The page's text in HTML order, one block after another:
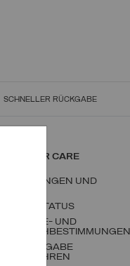
SCHNELLER RÜCKGABE
CARE
UND
UND
RÜCKGABE